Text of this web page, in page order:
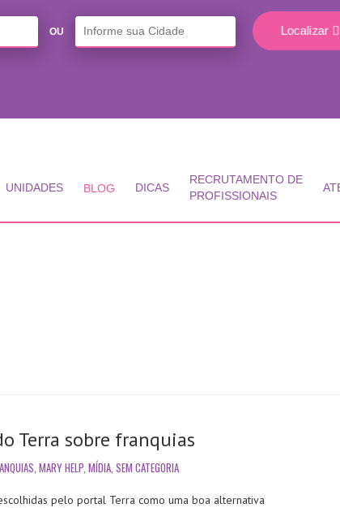
OU Localizar
UNIDADES BLOG DICAS
RECRUTAMENTO DE
PROFISSIONAIS
Terra sobre franquias
, MARY HELP, MÍDIA, SEM CATEGORIA
pelo portal Terra como uma boa alternativa